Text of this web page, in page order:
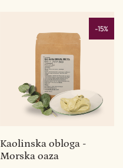
-15%
Kaolinska obloga -
Morska oaza